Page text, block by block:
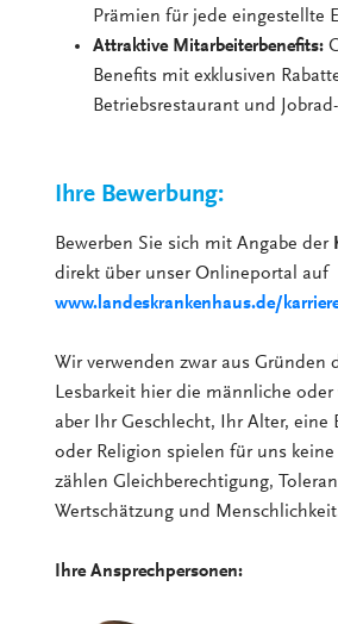
Prämien für jede eingestellte
Attraktive Mitarbeiterbenefits:
Benefits mit exklusiven
Betriebsrestaurant und
Ihre Bewerbung:
Bewerben Sie sich mit Angabe der
direkt über unser Onlineportal auf
www.landeskrankenhaus.de/
Wir verwenden zwar aus Gründen
Lesbarkeit hier die männliche
aber Ihr Geschlecht, Ihr Alter, eine
oder Religion spielen für uns
zählen Gleichberechtigung,
Wertschätzung und
Ihre Ansprechpersonen: